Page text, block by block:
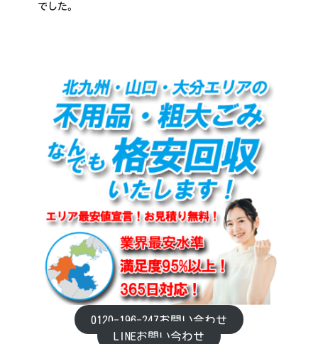
でした。
0120-196-247お問い合わせ
LINEお問い合わせ